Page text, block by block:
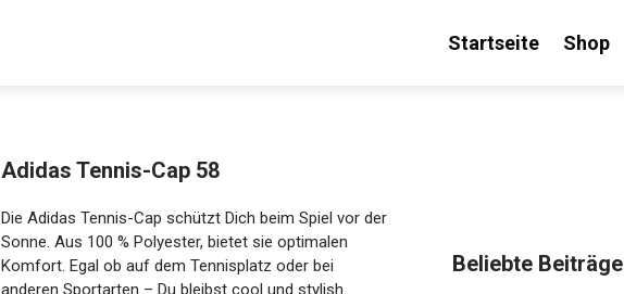
Startseite Shop
Adidas Tennis-Cap 58
Die Adidas Tennis-Cap schützt Dich beim Spiel vor der
Sonne. Aus 100 % Polyester, bietet sie optimalen
Komfort. Egal ob auf dem Tennisplatz oder bei
anderen Sportarten – Du bleibst cool und stylish.
Beliebte Beiträge